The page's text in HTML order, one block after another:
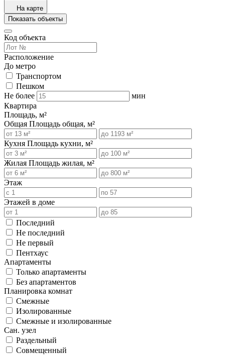
На карте
Показать объекты
Код объекта
Расположение
До метро
Транспортом
Пешком
Не более
мин
Квартира
Площадь, м²
Общая Площадь общая, м²
Кухня Площадь кухни, м²
Жилая Площадь жилая, м²
Этаж
Этажей в доме
Последний
Не последний
Не первый
Пентхаус
Апартаменты
Только апартаменты
Без апартаментов
Планировка комнат
Смежные
Изолированные
Смежные и изолированные
Сан. узел
Раздельный
Совмещенный